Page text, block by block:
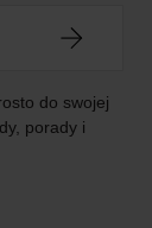
do swojej
porady i